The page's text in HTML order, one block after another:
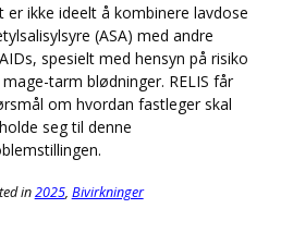
er ikke ideelt å kombinere lavdose
(ASA) med andre
spesielt med hensyn på risiko
tarm blødninger. RELIS får
om hvordan fastleger skal
seg til denne
in2025, Bivirkninger